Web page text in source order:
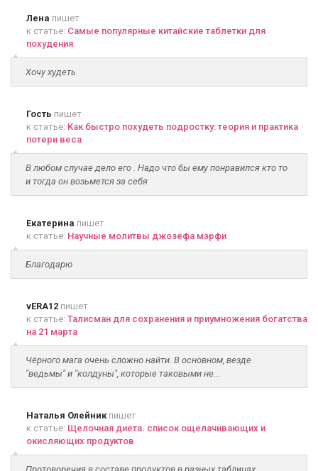
Лена пишет
к статье: Самые популярные китайские таблетки для
похудения
Хочу худеть
Гость пишет
к статье: Как быстро похудеть подростку: теория и практика
потери веса
В любом случае дело его . Надо что бы ему понравился кто то
и тогда он возьмется за себя
Екатерина пишет
к статье: Научные молитвы джозефа мэрфи
Благодарю
vERA12 пишет
к статье: Талисман для сохранения и приумножения богатства
на 21 марта
Чёрного мага очень сложно найти. В основном, везде
"ведьмы" и "колдуны", которые таковыми не...
Наталья Олейникпишет
к статье: Щелочная диета. список ощелачивающих и
окисляющих продуктов